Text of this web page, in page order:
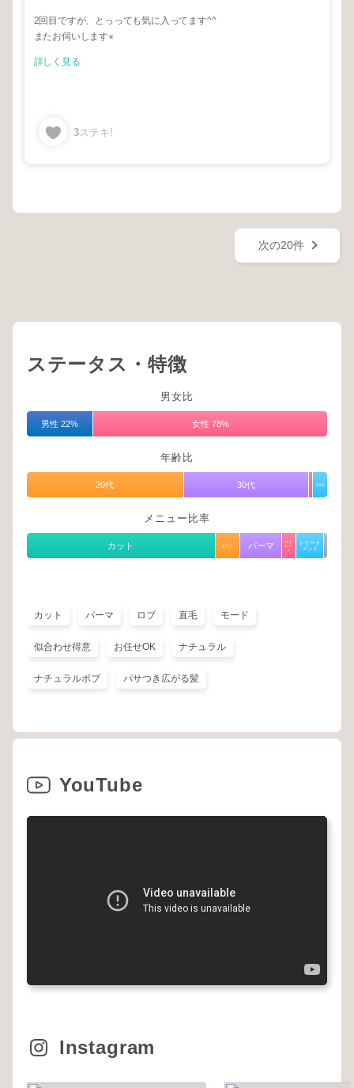
2回目ですが、とっっても気に入ってます^^
またお伺いします⭐︎
詳しく見る
3ステキ!
次の20件
ステータス・特徴
男女比
男性 22% 女性 78%
年齢比
20代 30代 50代
メニュー比率
カット カラー パーマ
スト
レー
ト
トリート
メント
カット パーマ ロブ 直毛 モード
似合わせ得意 お任せOK ナチュラル
ナチュラルボブ パサつき広がる髪
YouTube
Instagram